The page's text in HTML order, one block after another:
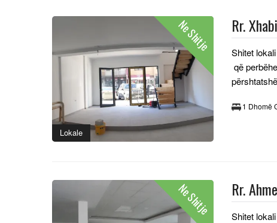
Lokale
Ne Shitje Rr.
Shitet
që
1 Dhomë
Ne Shitje Rr.
Shitet